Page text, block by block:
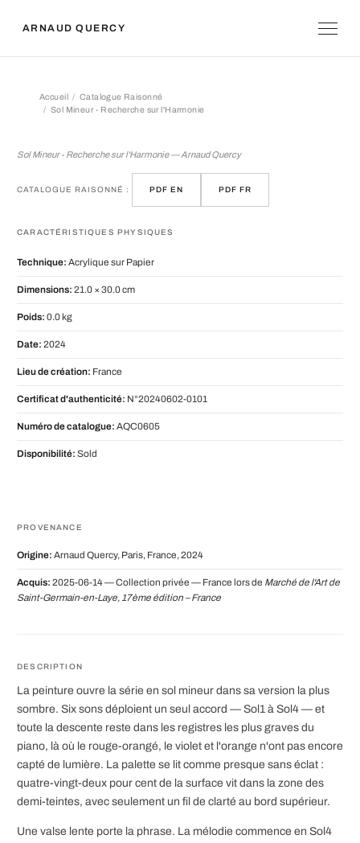
ARNAUD QUERCY
Accueil
Catalogue Raisonné
Sol Mineur - Recherche sur l'Harmonie
Sol Mineur - Recherche sur l'Harmonie — Arnaud Quercy
CATALOGUE RAISONNÉ : PDF EN PDF FR
CARACTÉRISTIQUES PHYSIQUES
Technique: Acrylique sur Papier
Dimensions: 21.0 × 30.0 cm
Poids: 0.0 kg
Date: 2024
Lieu de création: France
Certificat d'authenticité: N°20240602-0101
Numéro de catalogue: AQC0605
Disponibilité: Sold
PROVENANCE
Origine: Arnaud Quercy, Paris, France, 2024
Acquis: 2025-06-14 — Collection privée — France lors de Marché de l'Art de
Saint-Germain-en-Laye, 17ème édition – France
DESCRIPTION
La peinture ouvre la série en sol mineur dans sa version la plus
sombre. Six sons déploient un seul accord — Sol1 à Sol4 — et
toute la descente reste dans les registres les plus graves du
piano, là où le rouge-orangé, le violet et l'orange n'ont pas encore
capté de lumière. La palette se lit comme presque sans éclat :
quatre-vingt-deux pour cent de la surface vit dans la zone des
demi-teintes, avec seulement un fil de clarté au bord supérieur.
Une valse lente porte la phrase. La mélodie commence en Sol4